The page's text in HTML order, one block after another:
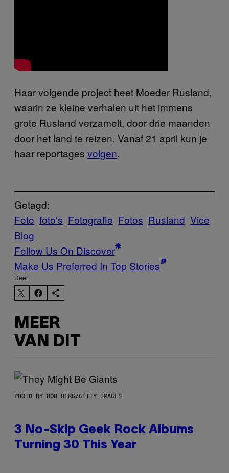
Haar volgende project heet Moeder Rusland,
waarin ze kleine verhalen uit het immens
grote Rusland verzamelt, door drie maanden
door het land te reizen. Vanaf 21 april kun je
haar reportages volgen.
Getagd:
Foto foto's Fotografie Fotos Rusland Vice
Blog
Follow Us On Discover
Make Us Preferred In Top Stories
Deel:
MEER
VAN DIT
PHOTO BY BOB BERG/GETTY IMAGES
3 No-Skip Geek Rock Albums
Turning 30 This Year